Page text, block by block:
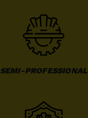
SEMI-PROFESSIONAL